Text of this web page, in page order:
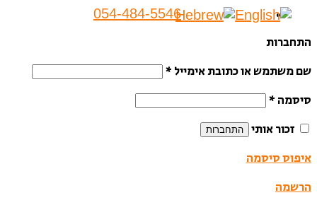
054-484-5546
התחברות
שם משתמש או כתובת אימייל *
סיסמה *
זכור אותי
התחברות
איפוס סיסמה
הרשמה